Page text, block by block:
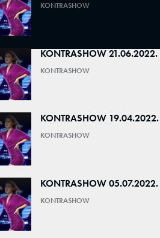
KONTRASHOW
KONTRASHOW 21.06.2022.
KONTRASHOW
KONTRASHOW 19.04.2022.
KONTRASHOW
KONTRASHOW 05.07.2022.
KONTRASHOW